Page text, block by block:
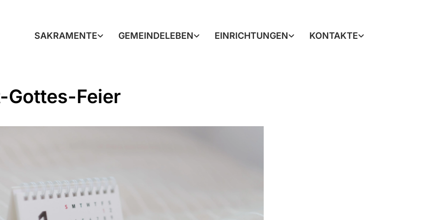
SAKRAMENTE GEMEINDELEBEN EINRICHTUNGEN KONTAKTE
Gottes-Feier